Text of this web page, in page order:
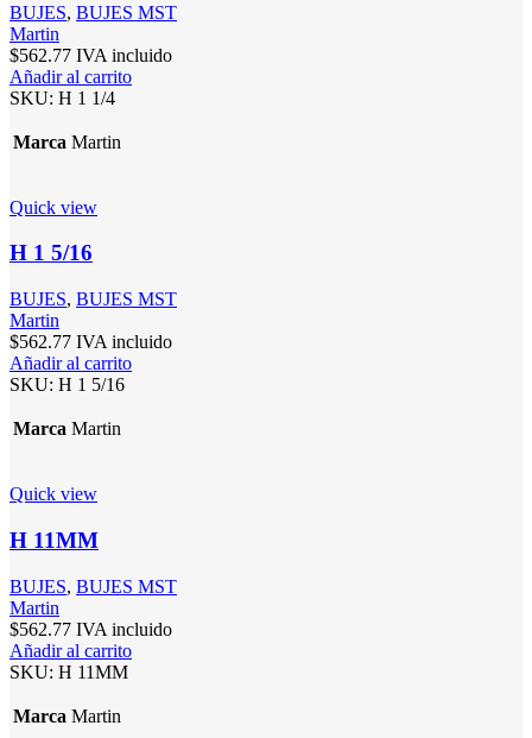
BUJES, BUJES MST
Martin
$562.77 IVA incluido
Añadir al carrito
SKU: H 1 1/4
Marca Martin
Quick view
H 1 5/16
BUJES, BUJES MST
Martin
$562.77 IVA incluido
Añadir al carrito
SKU: H 1 5/16
Marca Martin
Quick view
H 11MM
BUJES, BUJES MST
Martin
$562.77 IVA incluido
Añadir al carrito
SKU: H 11MM
Marca Martin